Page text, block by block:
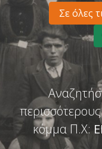
κόμμα Π.Χ: